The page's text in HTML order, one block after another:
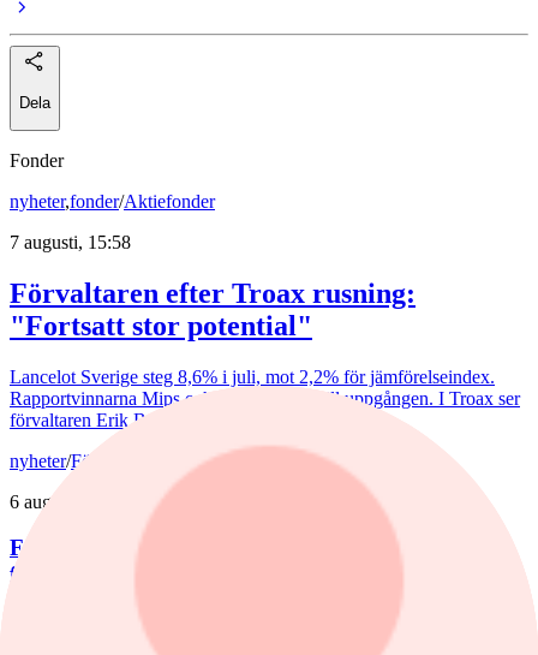
Dela
Fonder
nyheter,fonder/Aktiefonder
7 augusti, 15:58
Förvaltaren efter Troax rusning:
"Fortsatt stor potential"
Lancelot Sverige steg 8,6% i juli, mot 2,2% för jämförelseindex.
Rapportvinnarna Mips och Troax bidrog till uppgången. I Troax ser
förvaltaren Erik Bertilsson fortsatt stor potential.
nyheter/Försvarsbolag
6 augusti, 17:03
Försvarsförvaltarna spår ny tillväxtfas: ”Goda
förutsättningar”
De europeiska försvarsbolagen visar rekordstora orderböcker,
stigande omsättning och förbättrade marginaler. Enligt förvaltarna